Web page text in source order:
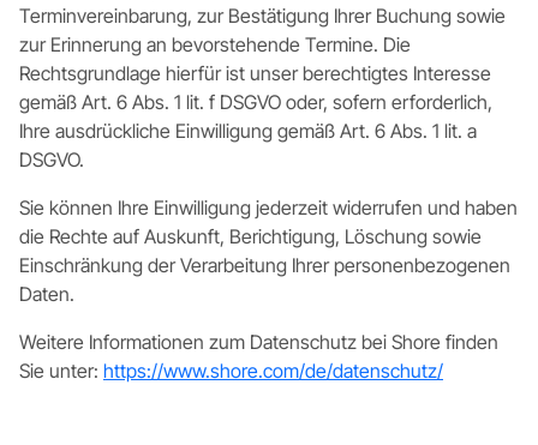
Terminvereinbarung, zur Bestätigung Ihrer Buchung sowie
zur Erinnerung an bevorstehende Termine. Die
Rechtsgrundlage hierfür ist unser berechtigtes Interesse
gemäß Art. 6 Abs. 1 lit. f DSGVO oder, sofern erforderlich,
Ihre ausdrückliche Einwilligung gemäß Art. 6 Abs. 1 lit. a
DSGVO.
Sie können Ihre Einwilligung jederzeit widerrufen und haben
die Rechte auf Auskunft, Berichtigung, Löschung sowie
Einschränkung der Verarbeitung Ihrer personenbezogenen
Daten.
Weitere Informationen zum Datenschutz bei Shore finden
Sie unter: https://www.shore.com/de/datenschutz/